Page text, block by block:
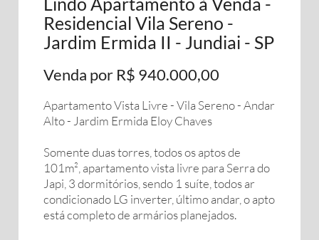
Residencial Vila Sereno -
Jardim Ermida II - Jundiai - SP
Venda por R$ 940.000,00
Apartamento Vista Livre - Vila Sereno - Andar
Alto - Jardim Ermida Eloy Chaves
Somente duas torres, todos os aptos de
101m², apartamento vista livre para Serra do
Japi, 3 dormitórios, sendo 1 suíte, todos ar
condicionado LG inverter, último andar, o apto
está completo de armários planejados.